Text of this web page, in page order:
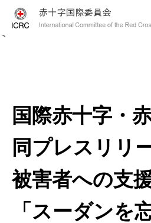
<
国際赤十字・
同プレスリリ
被害者への支
「スーダンを